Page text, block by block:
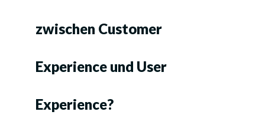
zwischen Customer
Experience und User
Experience?